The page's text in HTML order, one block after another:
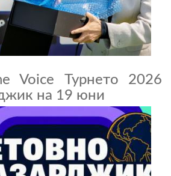
Voice Турнето 2026
на 19 юни